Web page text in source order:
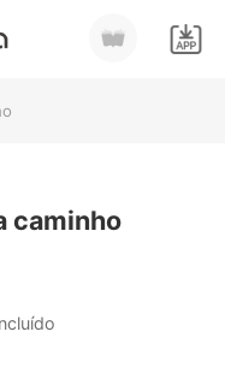
caminho